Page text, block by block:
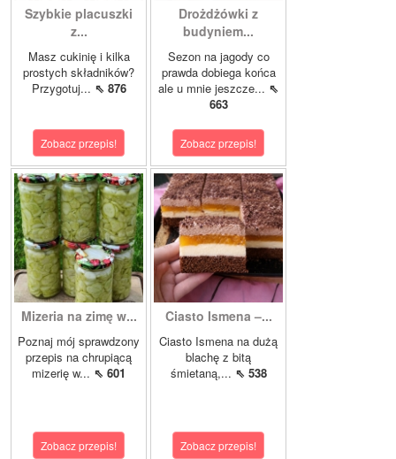
Szybkie placuszki
z...
Masz cukinię i kilka
prostych składników?
Przygotuj... ⇖ 876
Zobacz przepis!
Drożdżówki z
budyniem...
Sezon na jagody co
prawda dobiega końca
ale u mnie jeszcze... ⇖
663
Zobacz przepis!
Mizeria na zimę w...
Poznaj mój sprawdzony
przepis na chrupiącą
mizerię w... ⇖ 601
Zobacz przepis!
Ciasto Ismena –...
Ciasto Ismena na dużą
blachę z bitą
śmietaną,... ⇖ 538
Zobacz przepis!